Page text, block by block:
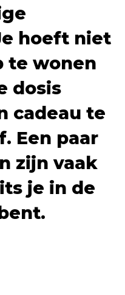
hoeft niet
te wonen
dosis
cadeau te
Een paar
zijn vaak
je in de